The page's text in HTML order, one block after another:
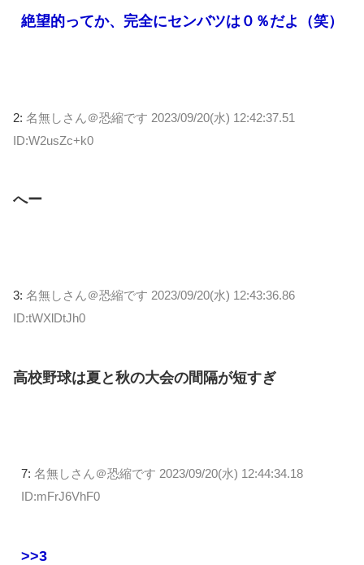
絶望的ってか、完全にセンバツは０％だよ（笑）
2: 名無しさん＠恐縮です 2023/09/20(水) 12:42:37.51
ID:W2usZc+k0
へー
3: 名無しさん＠恐縮です 2023/09/20(水) 12:43:36.86
ID:tWXlDtJh0
高校野球は夏と秋の大会の間隔が短すぎ
7: 名無しさん＠恐縮です 2023/09/20(水) 12:44:34.18
ID:mFrJ6VhF0
>>3